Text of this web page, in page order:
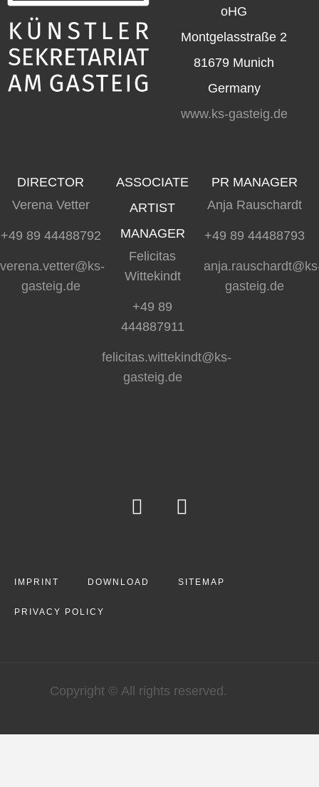
oHG
Montgelasstraße 2
81679 Munich
Germany
www.ks-gasteig.de
DIRECTOR
Verena Vetter
+49 89 44488792
verena.vetter@ks-
gasteig.de
ASSOCIATE
ARTIST
MANAGER
Felicitas
Wittekindt
+49 89
444887911
felicitas.wittekindt@ks-
gasteig.de
PR MANAGER
Anja Rauschardt
+49 89 44488793
gasteig.de
IMPRINT DOWNLOAD SITEMAP
PRIVACY POLICY
Copyright © All rights reserved.